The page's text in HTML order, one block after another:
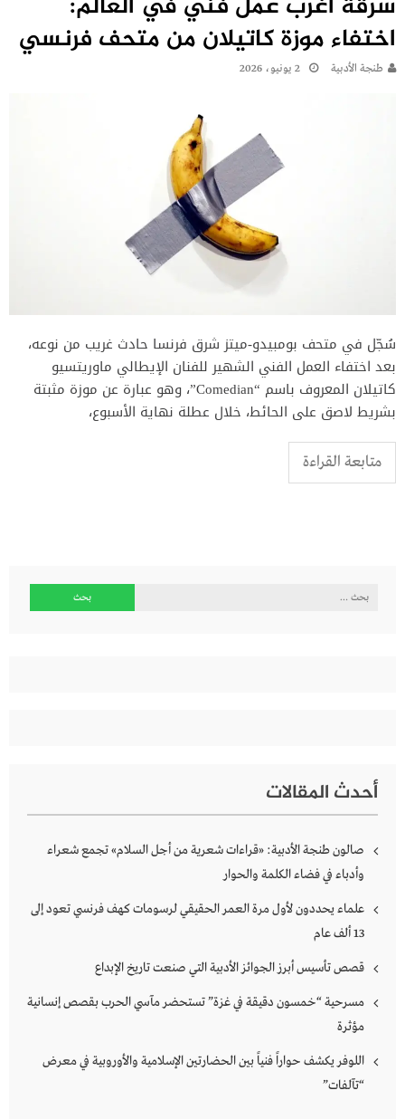
اختفاء موزة كاتيلان من متحف فرنسي
طنجة الأدبية 2 يونيو، 2026
سُجّل في متحف بومبيدو-ميتز شرق فرنسا حادث غريب من نوعه،
بعد اختفاء العمل الفني الشهير للفنان الإيطالي ماوريتسيو
كاتيلان المعروف باسم “Comedian”، وهو عبارة عن موزة مثبتة
بشريط لاصق على الحائط، خلال عطلة نهاية الأسبوع،
متابعة القراءة
البحث
أحدث المقالات
صالون طنجة الأدبية: «قراءات شعرية من أجل السلام» تجمع شعراء
وأدباء في فضاء الكلمة والحوار
علماء يحددون لأول مرة العمر الحقيقي لرسومات كهف فرنسي تعود إلى
13 ألف عام
قصص تأسيس أبرز الجوائز الأدبية التي صنعت تاريخ الإبداع
مسرحية “خمسون دقيقة في غزة” تستحضر مآسي الحرب بقصص إنسانية
مؤثرة
اللوفر يكشف حواراً فنياً بين الحضارتين الإسلامية والأوروبية في معرض
“تآلفات”